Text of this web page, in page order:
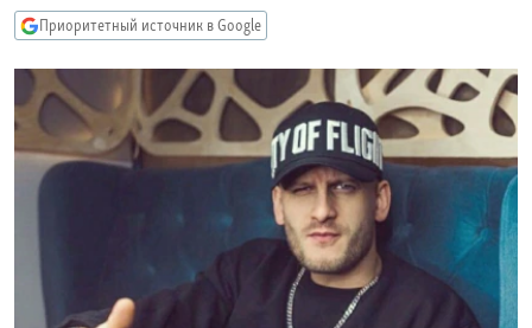
Вернутся
поиску
КАВКАЗ.РЕАЛИИ
СЕВЕР.РЕАЛИИ
СИБИРЬ.РЕАЛИИ
РАСПИСАНИЕ ВЕЩАНИЯ
ПОДПИШИТЕСЬ НА РАССЫЛКУ
Приоритетный источник в Google